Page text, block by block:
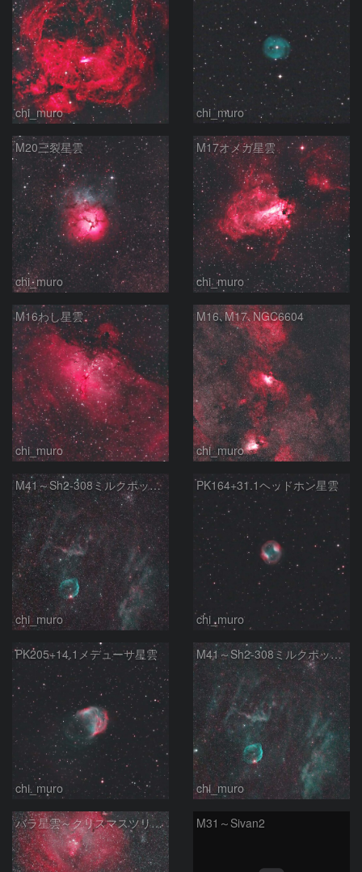
chi_muro chi_muro
M20三裂星雲
chi_muro
M17オメガ星雲
chi_muro
M16わし星雲
chi_muro
M16､M17､NGC6604
chi_muro
M41～Sh2-308ミルクポット星雲
chi_muro
PK164+31.1ヘッドホン星雲
chi_muro
PK205+14.1メデューサ星雲
chi_muro
M41～Sh2-308ミルクポット星雲
chi_muro
バラ星雲～クリスマスツリー付近 M31～Sivan2